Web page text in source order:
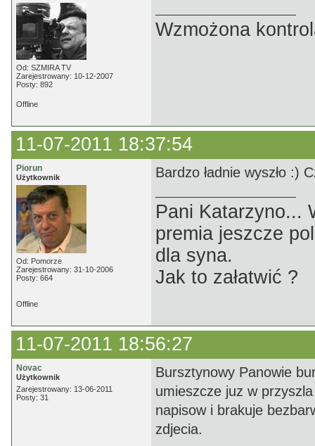
Od: SZMIRA TV
Zarejestrowany: 10-12-2007
Posty: 892
Wzmożona
Offline
11-07-2011 18:37:54
Piorun
Użytkownik
Od: Pomorze
Zarejestrowany: 31-10-2006
Posty: 664
Bardzo ładnie wyszło :)
Pani Katarzyno...
premia jeszcze
dla syna.
Jak to załatwić ?
Offline
11-07-2011 18:56:27
Novac
Użytkownik
Zarejestrowany: 13-06-2011
Posty: 31
Bursztynowy Panowie
umieszcze juz w
napisow i brakuje
zdjecia.